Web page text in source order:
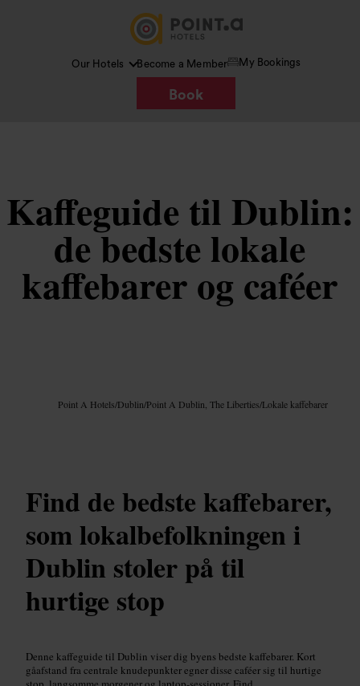
Our Hotels Become a Member My Bookings
Book
Kaffeguide til Dublin:
de bedste lokale
kaffebarer og caféer
Point A Hotels/Dublin/Point A Dublin, The Liberties/Lokale kaffebarer
Find de bedste kaffebarer,
som lokalbefolkningen i
Dublin stoler på til
hurtige stop
Denne kaffeguide til Dublin viser dig byens bedste kaffebarer. Kort
gåafstand fra centrale knudepunkter egner disse caféer sig til hurtige